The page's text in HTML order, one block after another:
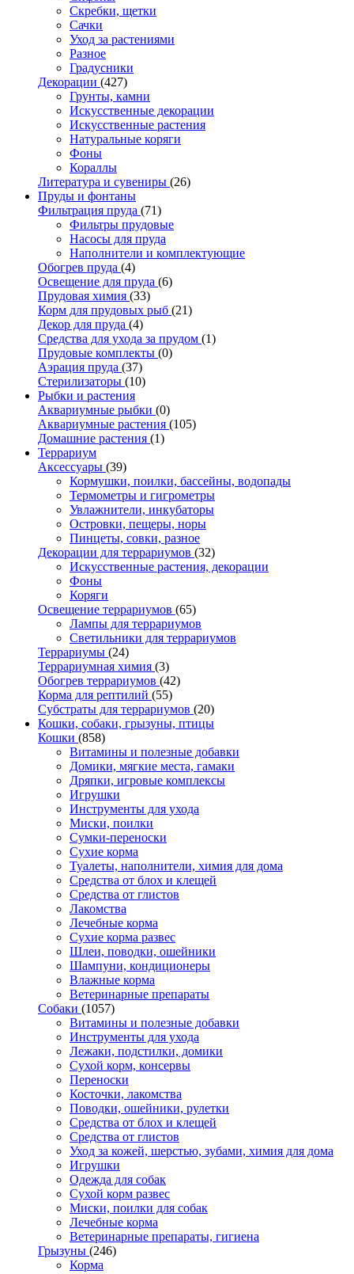
Скребки, щетки
Сачки
Уход за растениями
Разное
Градусники
Декорации (427)
Грунты, камни
Искусственные декорации
Искусственные растения
Натуральные коряги
Фоны
Кораллы
Литература и сувениры (26)
Пруды и фонтаны
Фильтрация пруда (71)
Фильтры прудовые
Насосы для пруда
Наполнители и комплектующие
Обогрев пруда (4)
Освещение для пруда (6)
Прудовая химия (33)
Корм для прудовых рыб (21)
Декор для пруда (4)
Средства для ухода за прудом (1)
Прудовые комплекты (0)
Аэрация пруда (37)
Стерилизаторы (10)
Рыбки и растения
Аквариумные рыбки (0)
Аквариумные растения (105)
Домашние растения (1)
Террариум
Аксессуары (39)
Кормушки, поилки, бассейны, водопады
Термометры и гигрометры
Увлажнители, инкубаторы
Островки, пещеры, норы
Пинцеты, совки, разное
Декорации для террариумов (32)
Искусственные растения, декорации
Фоны
Коряги
Освещение террариумов (65)
Лампы для террариумов
Светильники для террариумов
Террариумы (24)
Террариумная химия (3)
Обогрев террариумов (42)
Корма для рептилий (55)
Субстраты для террариумов (20)
Кошки, собаки, грызуны, птицы
Кошки (858)
Витамины и полезные добавки
Домики, мягкие места, гамаки
Дряпки, игровые комплексы
Игрушки
Инструменты для ухода
Миски, поилки
Сумки-переноски
Сухие корма
Туалеты, наполнители, химия для дома
Средства от блох и клещей
Средства от глистов
Лакомства
Лечебные корма
Сухие корма развес
Шлеи, поводки, ошейники
Шампуни, кондиционеры
Влажные корма
Ветеринарные препараты
Собаки (1057)
Витамины и полезные добавки
Инструменты для ухода
Лежаки, подстилки, домики
Сухой корм, консервы
Переноски
Косточки, лакомства
Поводки, ошейники, рулетки
Средства от блох и клещей
Средства от глистов
Уход за кожей, шерстью, зубами, химия для дома
Игрушки
Одежда для собак
Сухой корм развес
Миски, поилки для собак
Лечебные корма
Ветеринарные препараты, гигиена
Грызуны (246)
Корма